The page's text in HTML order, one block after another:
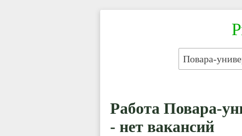
Работа Повара-
- нет вакансий